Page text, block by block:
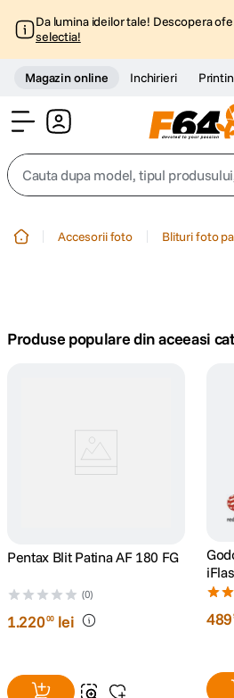
Da lumina ideilor tale! Descopera
selectia!
Magazin online Inchirieri
Cauta dupa model, tipul produsului,
trepied telefon
lavaliera
canon sx740 hs
sony fx
dji mic mini
Accesorii foto Blituri foto
Produse populare din aceeasi
Pentax Blit Patina AF 180 FG
(0)
1.22000 lei 489